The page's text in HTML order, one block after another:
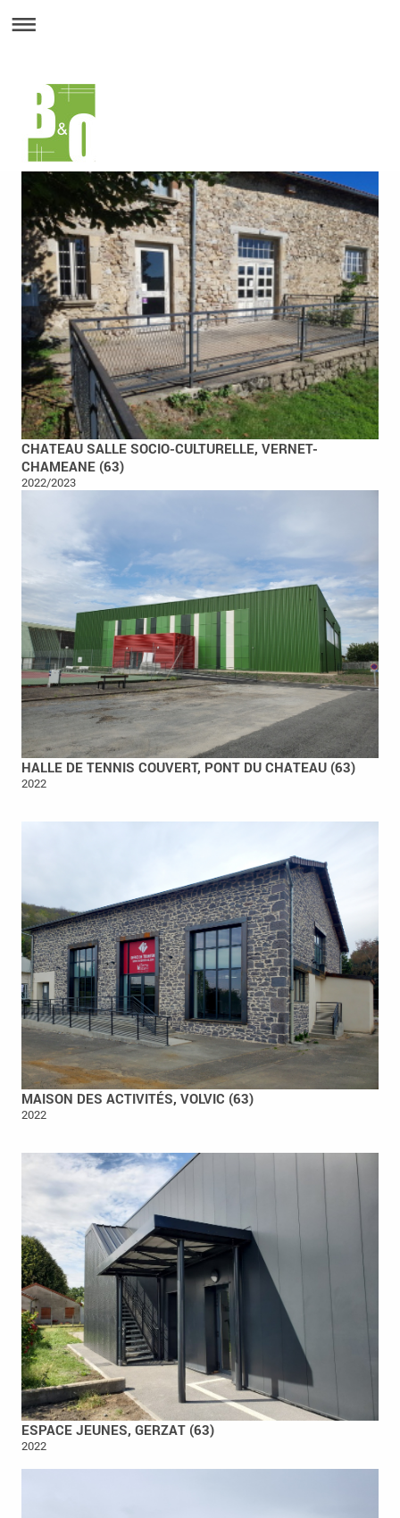
CHATEAU SALLE SOCIO-CULTURELLE, VERNET-
CHAMEANE (63)
2022/2023
HALLE DE TENNIS COUVERT, PONT DU CHATEAU (63)
2022
MAISON DES ACTIVITÉS, VOLVIC (63)
2022
ESPACE JEUNES, GERZAT (63)
2022